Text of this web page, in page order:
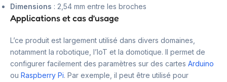
Dimensions : 2,54 mm entre les broches
Applications et cas d’usage
L’ce produit est largement utilisé dans divers domaines,
notamment la robotique, l’IoT et la domotique. Il permet de
configurer facilement des paramètres sur des cartes Arduino
ou Raspberry Pi. Par exemple, il peut être utilisé pour